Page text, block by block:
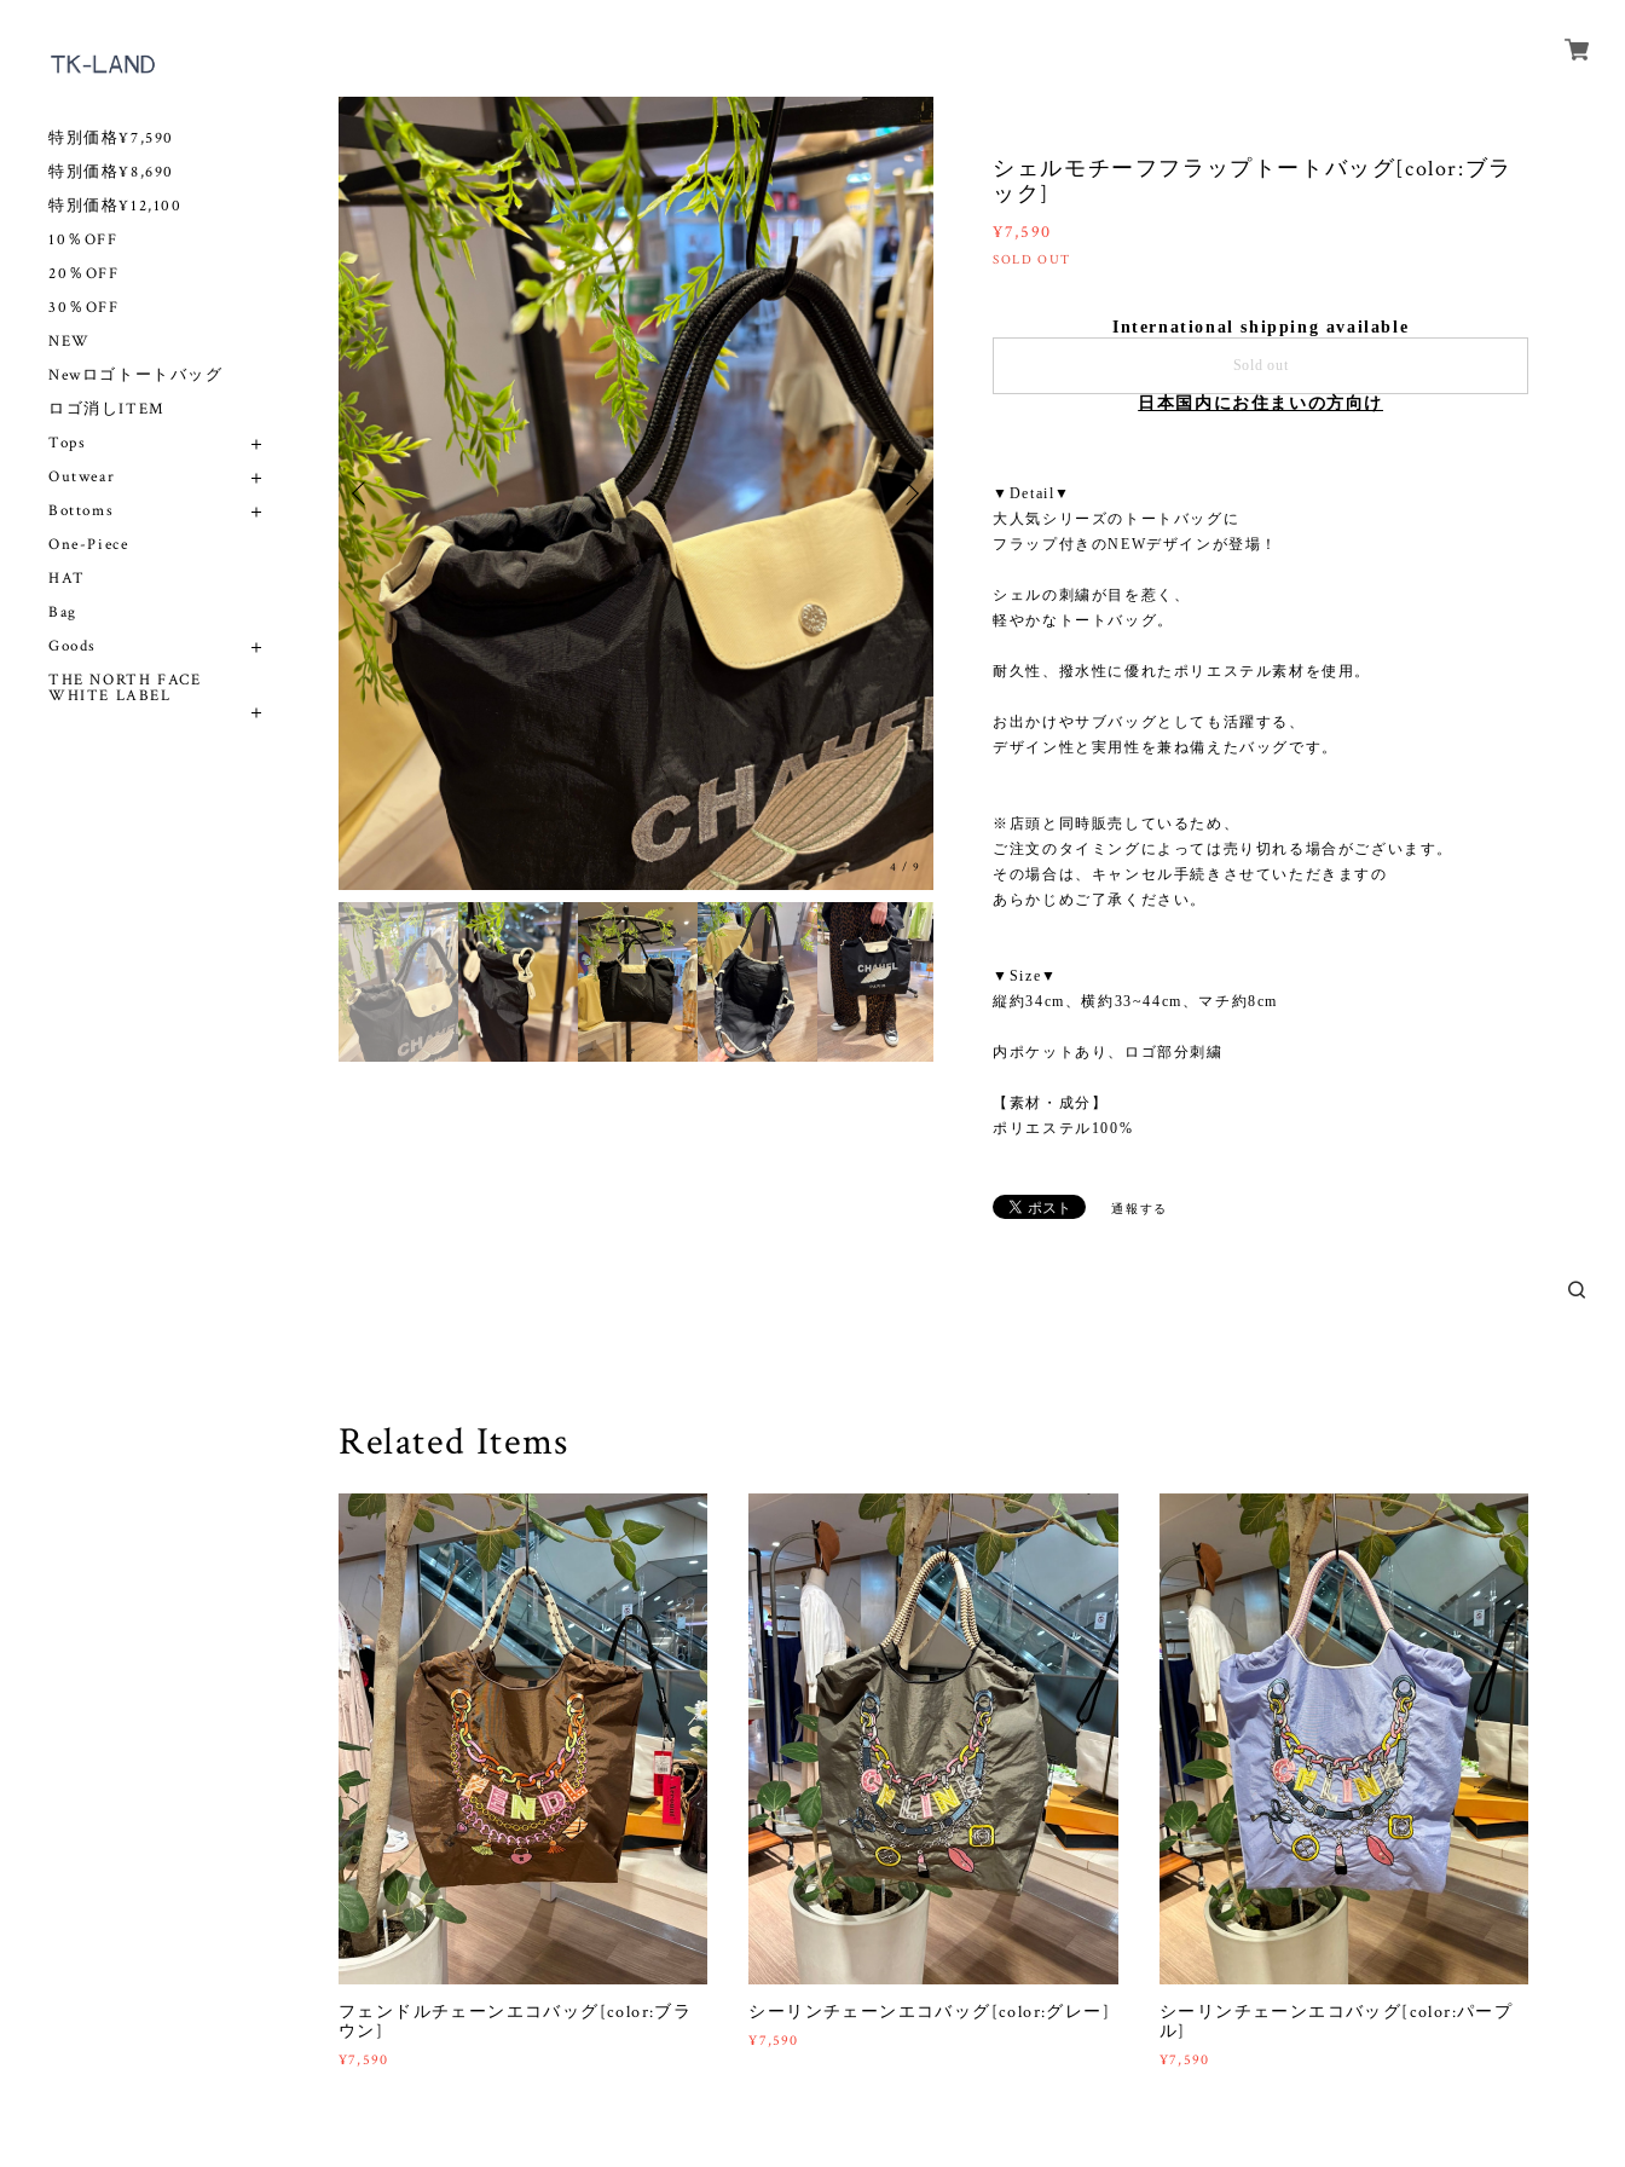
特別価格¥7,590
特別価格¥8,690
特別価格¥12,100
10％OFF
20％OFF
30％OFF
NEW
Newロゴトートバッグ
ロゴ消しITEM
Tops
Outwear
Bottoms
One-Piece
HAT
Bag
Goods
THE NORTH FACE
WHITE LABEL
5 /9
シェルモチーフフラップトートバッグ[color:ブラ
ック]
¥7,590
SOLD OUT
International shipping available
Sold out
日本国内にお住まいの方向け
▼Detail▼
大人気シリーズのトートバッグに
フラップ付きのNEWデザインが登場！
シェルの刺繍が目を惹く、
軽やかなトートバッグ。
耐久性、撥水性に優れたポリエステル素材を使用。
お出かけやサブバッグとしても活躍する、
デザイン性と実用性を兼ね備えたバッグです。
※店頭と同時販売しているため、
ご注文のタイミングによっては売り切れる場合がございます。
その場合は、キャンセル手続きさせていただきますの
あらかじめご了承ください。
▼Size▼
縦約34cm、横約33~44cm、マチ約8cm
内ポケットあり、ロゴ部分刺繍
【素材・成分】
ポリエステル100%
通報する
Related Items
フェンドルチェーンエコバッグ[color:ブラ
ウン]
¥7,590
シーリンチェーンエコバッグ[color:グレー]
¥7,590
シーリンチェーンエコバッグ[color:パープ
ル]
¥7,590